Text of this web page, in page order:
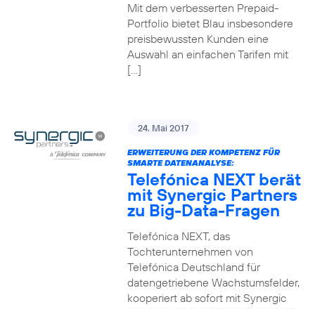
Mit dem verbesserten Prepaid-
Portfolio bietet Blau insbesondere
preisbewussten Kunden eine
Auswahl an einfachen Tarifen mit
[…]
24. Mai 2017
ERWEITERUNG DER KOMPETENZ FÜR
SMARTE DATENANALYSE:
Telefónica NEXT berät
mit Synergic Partners
zu Big-Data-Fragen
Telefónica NEXT, das
Tochterunternehmen von
Telefónica Deutschland für
datengetriebene Wachstumsfelder,
kooperiert ab sofort mit Synergic